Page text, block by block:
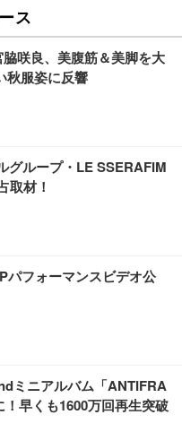
ス
咲良、美腹筋＆美脚を大
秋服姿に反響
グループ・LE SSERAFIM
取材！
パフォーマンスビデオ公
ミニアルバム「ANTIFRA
早くも1600万回再生突破